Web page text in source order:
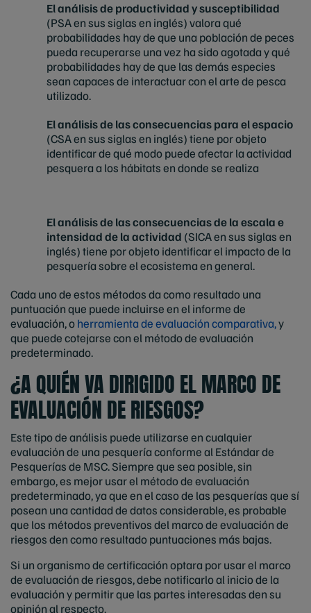
El análisis de productividad y susceptibilidad
(PSA en sus siglas en inglés) valora qué
probabilidades hay de que una población de peces
pueda recuperarse una vez ha sido agotada y qué
probabilidades hay de que las demás especies
sean capaces de interactuar con el arte de pesca
utilizado.
El análisis de las consecuencias para el espacio
(CSA en sus siglas en inglés) tiene por objeto
identificar de qué modo puede afectar la actividad
pesquera a los hábitats en donde se realiza
El análisis de las consecuencias de la escala e
intensidad de la actividad (SICA en sus siglas en
inglés) tiene por objeto identificar el impacto de la
pesquería sobre el ecosistema en general.
Cada uno de estos métodos da como resultado una
puntuación que puede incluirse en el informe de
evaluación, oherramienta de evaluación comparativa,y
que puede cotejarse con el método de evaluación
predeterminado.
¿A QUIÉN VA DIRIGIDO EL MARCO DE
EVALUACIÓN DE RIESGOS?
Este tipo de análisis puede utilizarse en cualquier
evaluación de una pesquería conforme al Estándar de
Pesquerías de MSC. Siempre que sea posible, sin
embargo, es mejor usar el método de evaluación
predeterminado, ya que en el caso de las pesquerías que sí
posean una cantidad de datos considerable, es probable
que los métodos preventivos del marco de evaluación de
riesgos den como resultado puntuaciones más bajas.
Si un organismo de certificación optara por usar el marco
de evaluación de riesgos, debe notificarlo al inicio de la
evaluación y permitir que las partes interesadas den su
opinión al respecto.